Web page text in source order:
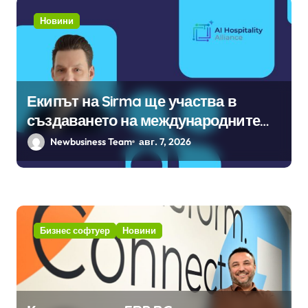
Новини
Екипът на Sirma ще участва в
създаването на международните
стандарти за навлизане на
изкуствен интелект в
Newbusiness Team авг. 7, 2026
Бизнес софтуер Новини